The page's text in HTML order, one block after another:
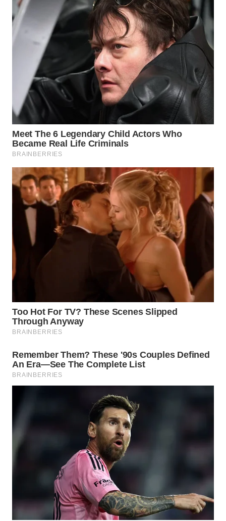
SAMOSIR
PADANG
LAWAS
WN
SUMEDANG
WN
CIANJUR
WN
KEPULAUAN
SERIBU
TANGERANG
WN
CIREBON
INDRAMAYU
WN
SUKABUMI